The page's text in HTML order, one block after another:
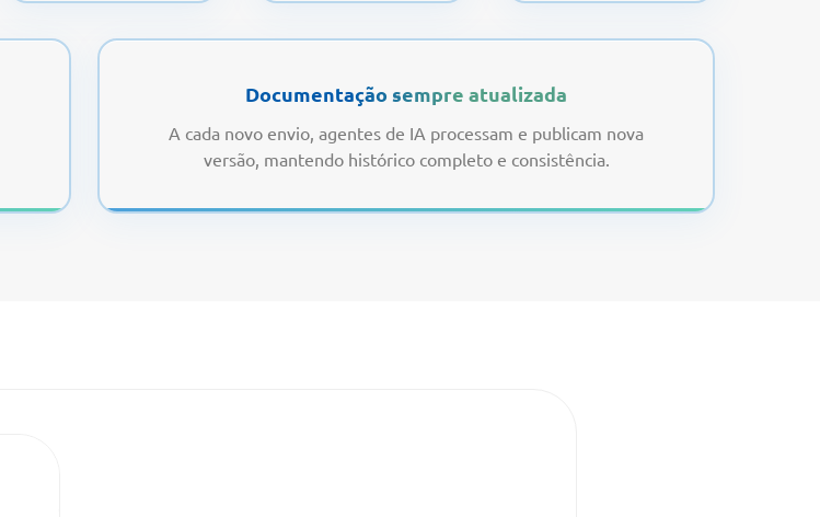
Documentação sempre atualizada
A cada novo envio, agentes de IA processam e publicam nova
versão, mantendo histórico completo e consistência.